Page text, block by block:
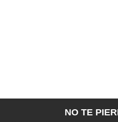
NO TE